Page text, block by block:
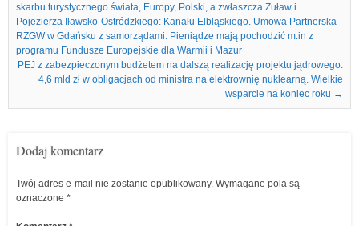
skarbu turystycznego świata, Europy, Polski, a zwłaszcza Żuław i
Pojezierza Iławsko-Ostródzkiego: Kanału Elbląskiego. Umowa Partnerska
RZGW w Gdańsku z samorządami. Pieniądze mają pochodzić m.in z
programu Fundusze Europejskie dla Warmii i Mazur
PEJ z zabezpieczonym budżetem na dalszą realizację projektu jądrowego.
4,6 mld zł w obligacjach od ministra na elektrownię nuklearną. Wielkie
wsparcie na koniec roku →
Dodaj komentarz
Twój adres e-mail nie zostanie opublikowany. Wymagane pola są
oznaczone *